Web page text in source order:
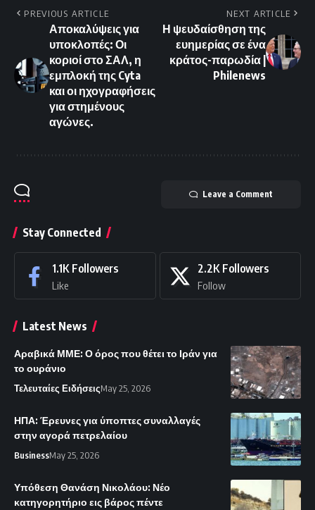
PREVIOUS ARTICLE
Αποκαλύψεις για
υποκλοπές: Οι
κοριοί στο ΣΑΛ, η
εμπλοκή της Cyta
και οι ηχογραφήσεις
για στημένους
αγώνες.
NEXT ARTICLE
Η ψευδαίσθηση της
ευημερίας σε ένα
κράτος-παρωδία |
Philenews
Leave a Comment
Stay Connected
1.1K Followers
Like
2.2K Followers
Follow
Latest News
Αραβικά ΜΜΕ: Ο όρος που θέτει το Ιράν για
το ουράνιο
Τελευταίες ΕιδήσειςMay 25, 2026
ΗΠΑ: Έρευνες για ύποπτες συναλλαγές
στην αγορά πετρελαίου
BusinessMay 25, 2026
Υπόθεση Θανάση Νικολάου: Νέο
κατηγορητήριο εις βάρος πέντε